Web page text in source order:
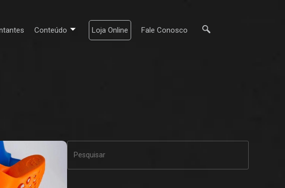
Conteúdo Loja Online Fale Conosco